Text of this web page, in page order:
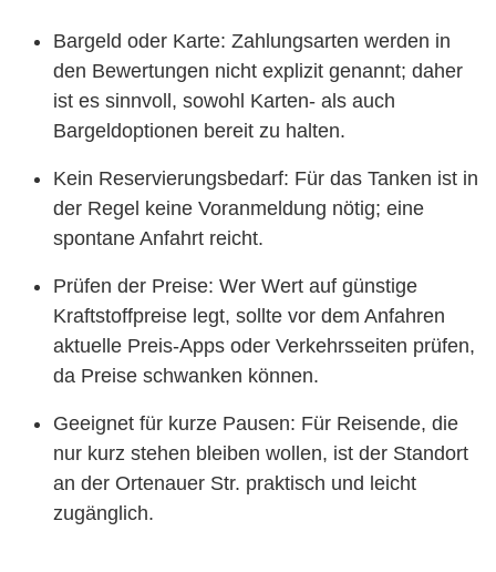
Bargeld oder Karte: Zahlungsarten werden in
den Bewertungen nicht explizit genannt; daher
ist es sinnvoll, sowohl Karten- als auch
Bargeldoptionen bereit zu halten.
Kein Reservierungsbedarf: Für das Tanken ist in
der Regel keine Voranmeldung nötig; eine
spontane Anfahrt reicht.
Prüfen der Preise: Wer Wert auf günstige
Kraftstoffpreise legt, sollte vor dem Anfahren
aktuelle Preis-Apps oder Verkehrsseiten prüfen,
da Preise schwanken können.
Geeignet für kurze Pausen: Für Reisende, die
nur kurz stehen bleiben wollen, ist der Standort
an der Ortenauer Str. praktisch und leicht
zugänglich.